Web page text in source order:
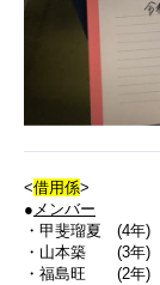
<借用係>
● メンバー
・甲斐瑠夏 (4年)
・山本築 (3年)
・福島旺 (2年)